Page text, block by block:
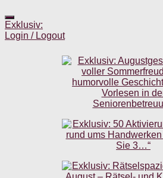
Exklusiv:
Login / Logout